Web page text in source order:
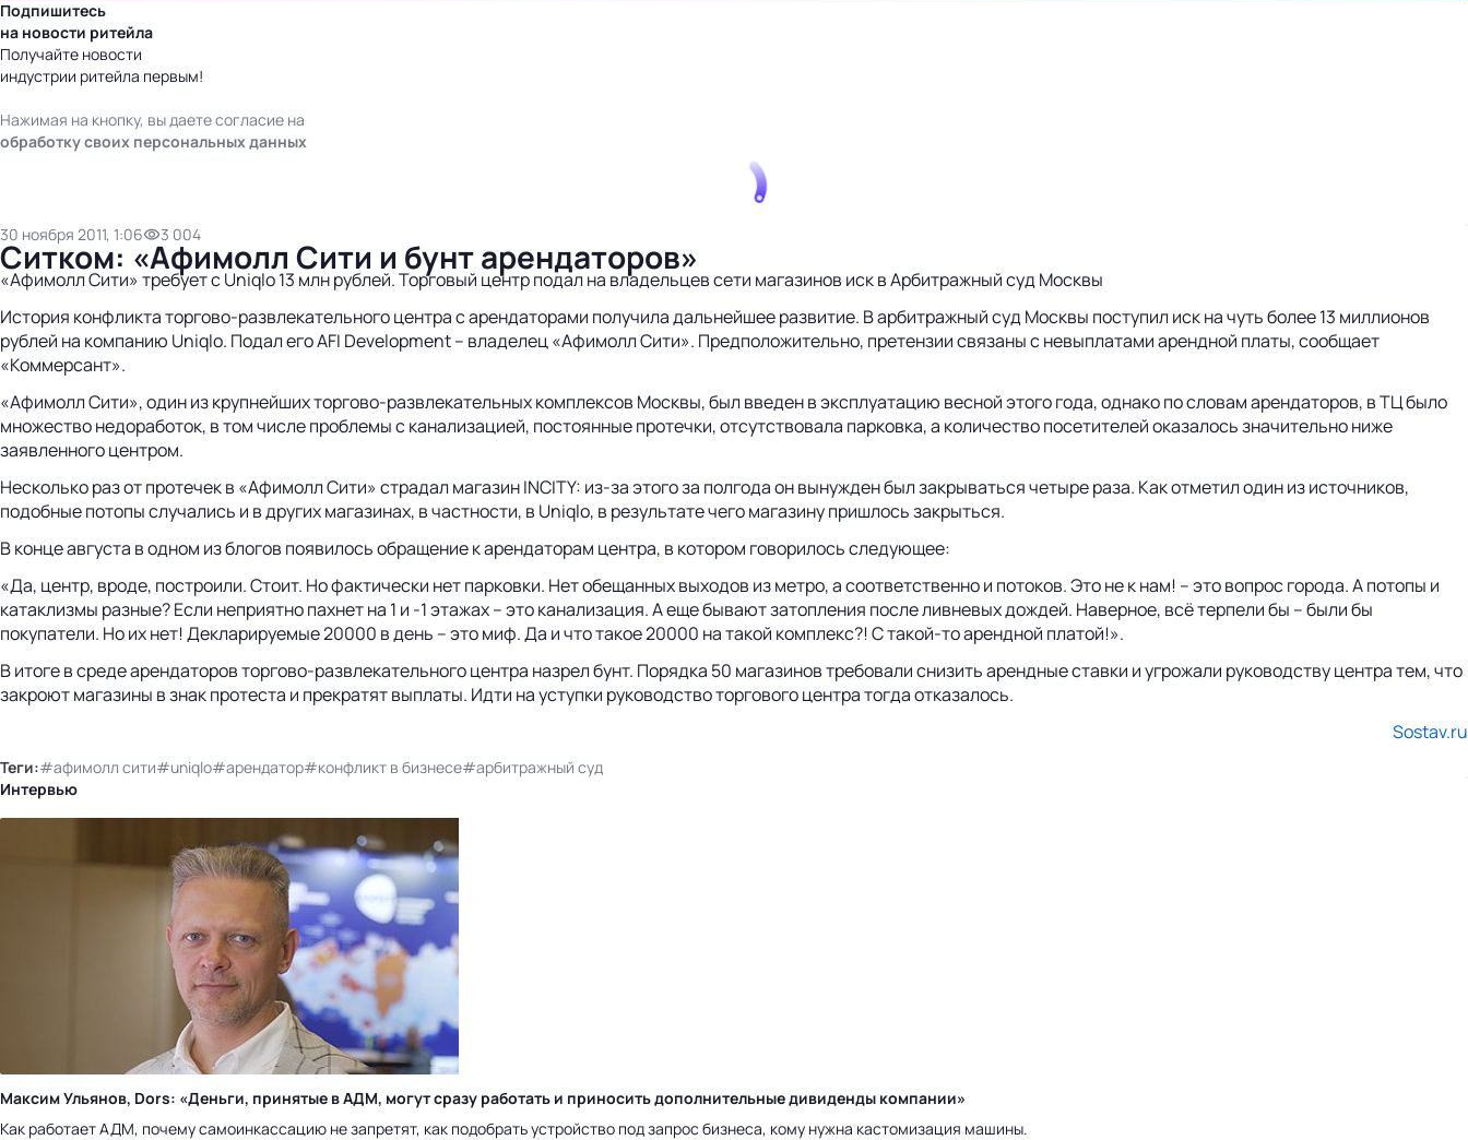
Подпишитесь
на новости ритейла
Получайте новости
индустрии ритейла первым!
Нажимая на кнопку, вы даете согласие на
обработку своих персональных данных
30 ноября 2011, 1:06 3 004
Ситком: «Афимолл Сити и бунт арендаторов»
«Афимолл Сити» требует с Uniqlo 13 млн рублей. Торговый центр подал на владельцев сети магазинов иск в Арбитражный суд Москвы
История конфликта торгово-развлекательного центра с арендаторами получила дальнейшее развитие. В арбитражный суд Москвы поступил иск на чуть более 13 миллионов
рублей на компанию Uniqlo. Подал его AFI Development – владелец «Афимолл Сити». Предположительно, претензии связаны с невыплатами арендной платы, сообщает
«Коммерсант».
«Афимолл Сити», один из крупнейших торгово-развлекательных комплексов Москвы, был введен в эксплуатацию весной этого года, однако по словам арендаторов, в ТЦ было
множество недоработок, в том числе проблемы с канализацией, постоянные протечки, отсутствовала парковка, а количество посетителей оказалось значительно ниже
заявленного центром.
Несколько раз от протечек в «Афимолл Сити» страдал магазин INCITY: из-за этого за полгода он вынужден был закрываться четыре раза. Как отметил один из источников,
подобные потопы случались и в других магазинах, в частности, в Uniqlo, в результате чего магазину пришлось закрыться.
В конце августа в одном из блогов появилось обращение к арендаторам центра, в котором говорилось следующее:
«Да, центр, вроде, построили. Стоит. Но фактически нет парковки. Нет обещанных выходов из метро, а соответственно и потоков. Это не к нам! – это вопрос города. А потопы и
катаклизмы разные? Если неприятно пахнет на 1 и -1 этажах – это канализация. А еще бывают затопления после ливневых дождей. Наверное, всё терпели бы – были бы
покупатели. Но их нет! Декларируемые 20000 в день – это миф. Да и что такое 20000 на такой комплекс?! С такой-то арендной платой!».
В итоге в среде арендаторов торгово-развлекательного центра назрел бунт. Порядка 50 магазинов требовали снизить арендные ставки и угрожали руководству центра тем, что
закроют магазины в знак протеста и прекратят выплаты. Идти на уступки руководство торгового центра тогда отказалось.
Sostav.ru
Теги:#афимолл сити#uniqlo#арендатор#конфликт в бизнесе#арбитражный суд
Интервью
Максим Ульянов, Dors: «Деньги, принятые в АДМ, могут сразу работать и приносить дополнительные дивиденды компании»
Как работает АДМ, почему самоинкассацию не запретят, как подобрать устройство под запрос бизнеса, кому нужна кастомизация машины.